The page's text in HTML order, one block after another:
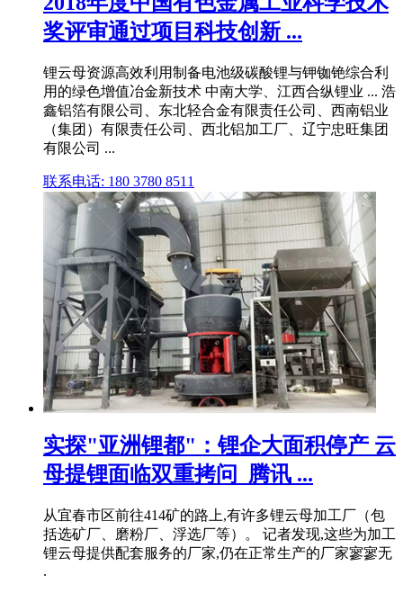
奖评审通过项目科技创新 ...
锂云母资源高效利用制备电池级碳酸锂与钾铷铯综合利
用的绿色增值冶金新技术 中南大学、江西合纵锂业 ... 浩
鑫铝箔有限公司、东北轻合金有限责任公司、西南铝业
（集团）有限责任公司、西北铝加工厂、辽宁忠旺集团
有限公司 ...
联系电话: 180 3780 8511
实探"亚洲锂都"：锂企大面积停产 云
母提锂面临双重拷问_腾讯 ...
从宜春市区前往414矿的路上,有许多锂云母加工厂（包
括选矿厂、磨粉厂、浮选厂等）。 记者发现,这些为加工
锂云母提供配套服务的厂家,仍在正常生产的厂家寥寥无
.